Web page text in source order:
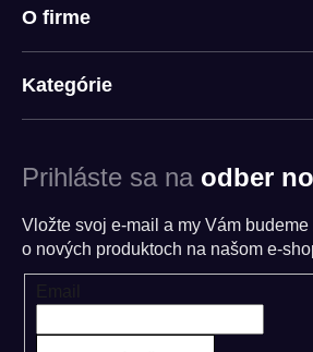
O firme
Kategórie
Prihláste sa na odber
Vložte svoj e-mail a my Vám
o nových produktoch na našom e-